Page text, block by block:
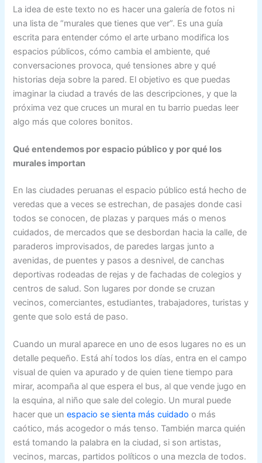
La idea de este texto no es hacer una galería de fotos ni
una lista de “murales que tienes que ver”. Es una guía
escrita para entender cómo el arte urbano modifica los
espacios públicos, cómo cambia el ambiente, qué
conversaciones provoca, qué tensiones abre y qué
historias deja sobre la pared. El objetivo es que puedas
imaginar la ciudad a través de las descripciones, y que la
próxima vez que cruces un mural en tu barrio puedas leer
algo más que colores bonitos.
Qué entendemos por espacio público y por qué los
murales importan
En las ciudades peruanas el espacio público está hecho de
veredas que a veces se estrechan, de pasajes donde casi
todos se conocen, de plazas y parques más o menos
cuidados, de mercados que se desbordan hacia la calle, de
paraderos improvisados, de paredes largas junto a
avenidas, de puentes y pasos a desnivel, de canchas
deportivas rodeadas de rejas y de fachadas de colegios y
centros de salud. Son lugares por donde se cruzan
vecinos, comerciantes, estudiantes, trabajadores, turistas y
gente que solo está de paso.
Cuando un mural aparece en uno de esos lugares no es un
detalle pequeño. Está ahí todos los días, entra en el campo
visual de quien va apurado y de quien tiene tiempo para
mirar, acompaña al que espera el bus, al que vende jugo en
la esquina, al niño que sale del colegio. Un mural puede
hacer que unespacio se sienta más cuidado o más
caótico, más acogedor o más tenso. También marca quién
está tomando la palabra en la ciudad, si son artistas,
vecinos, marcas, partidos políticos o una mezcla de todos.